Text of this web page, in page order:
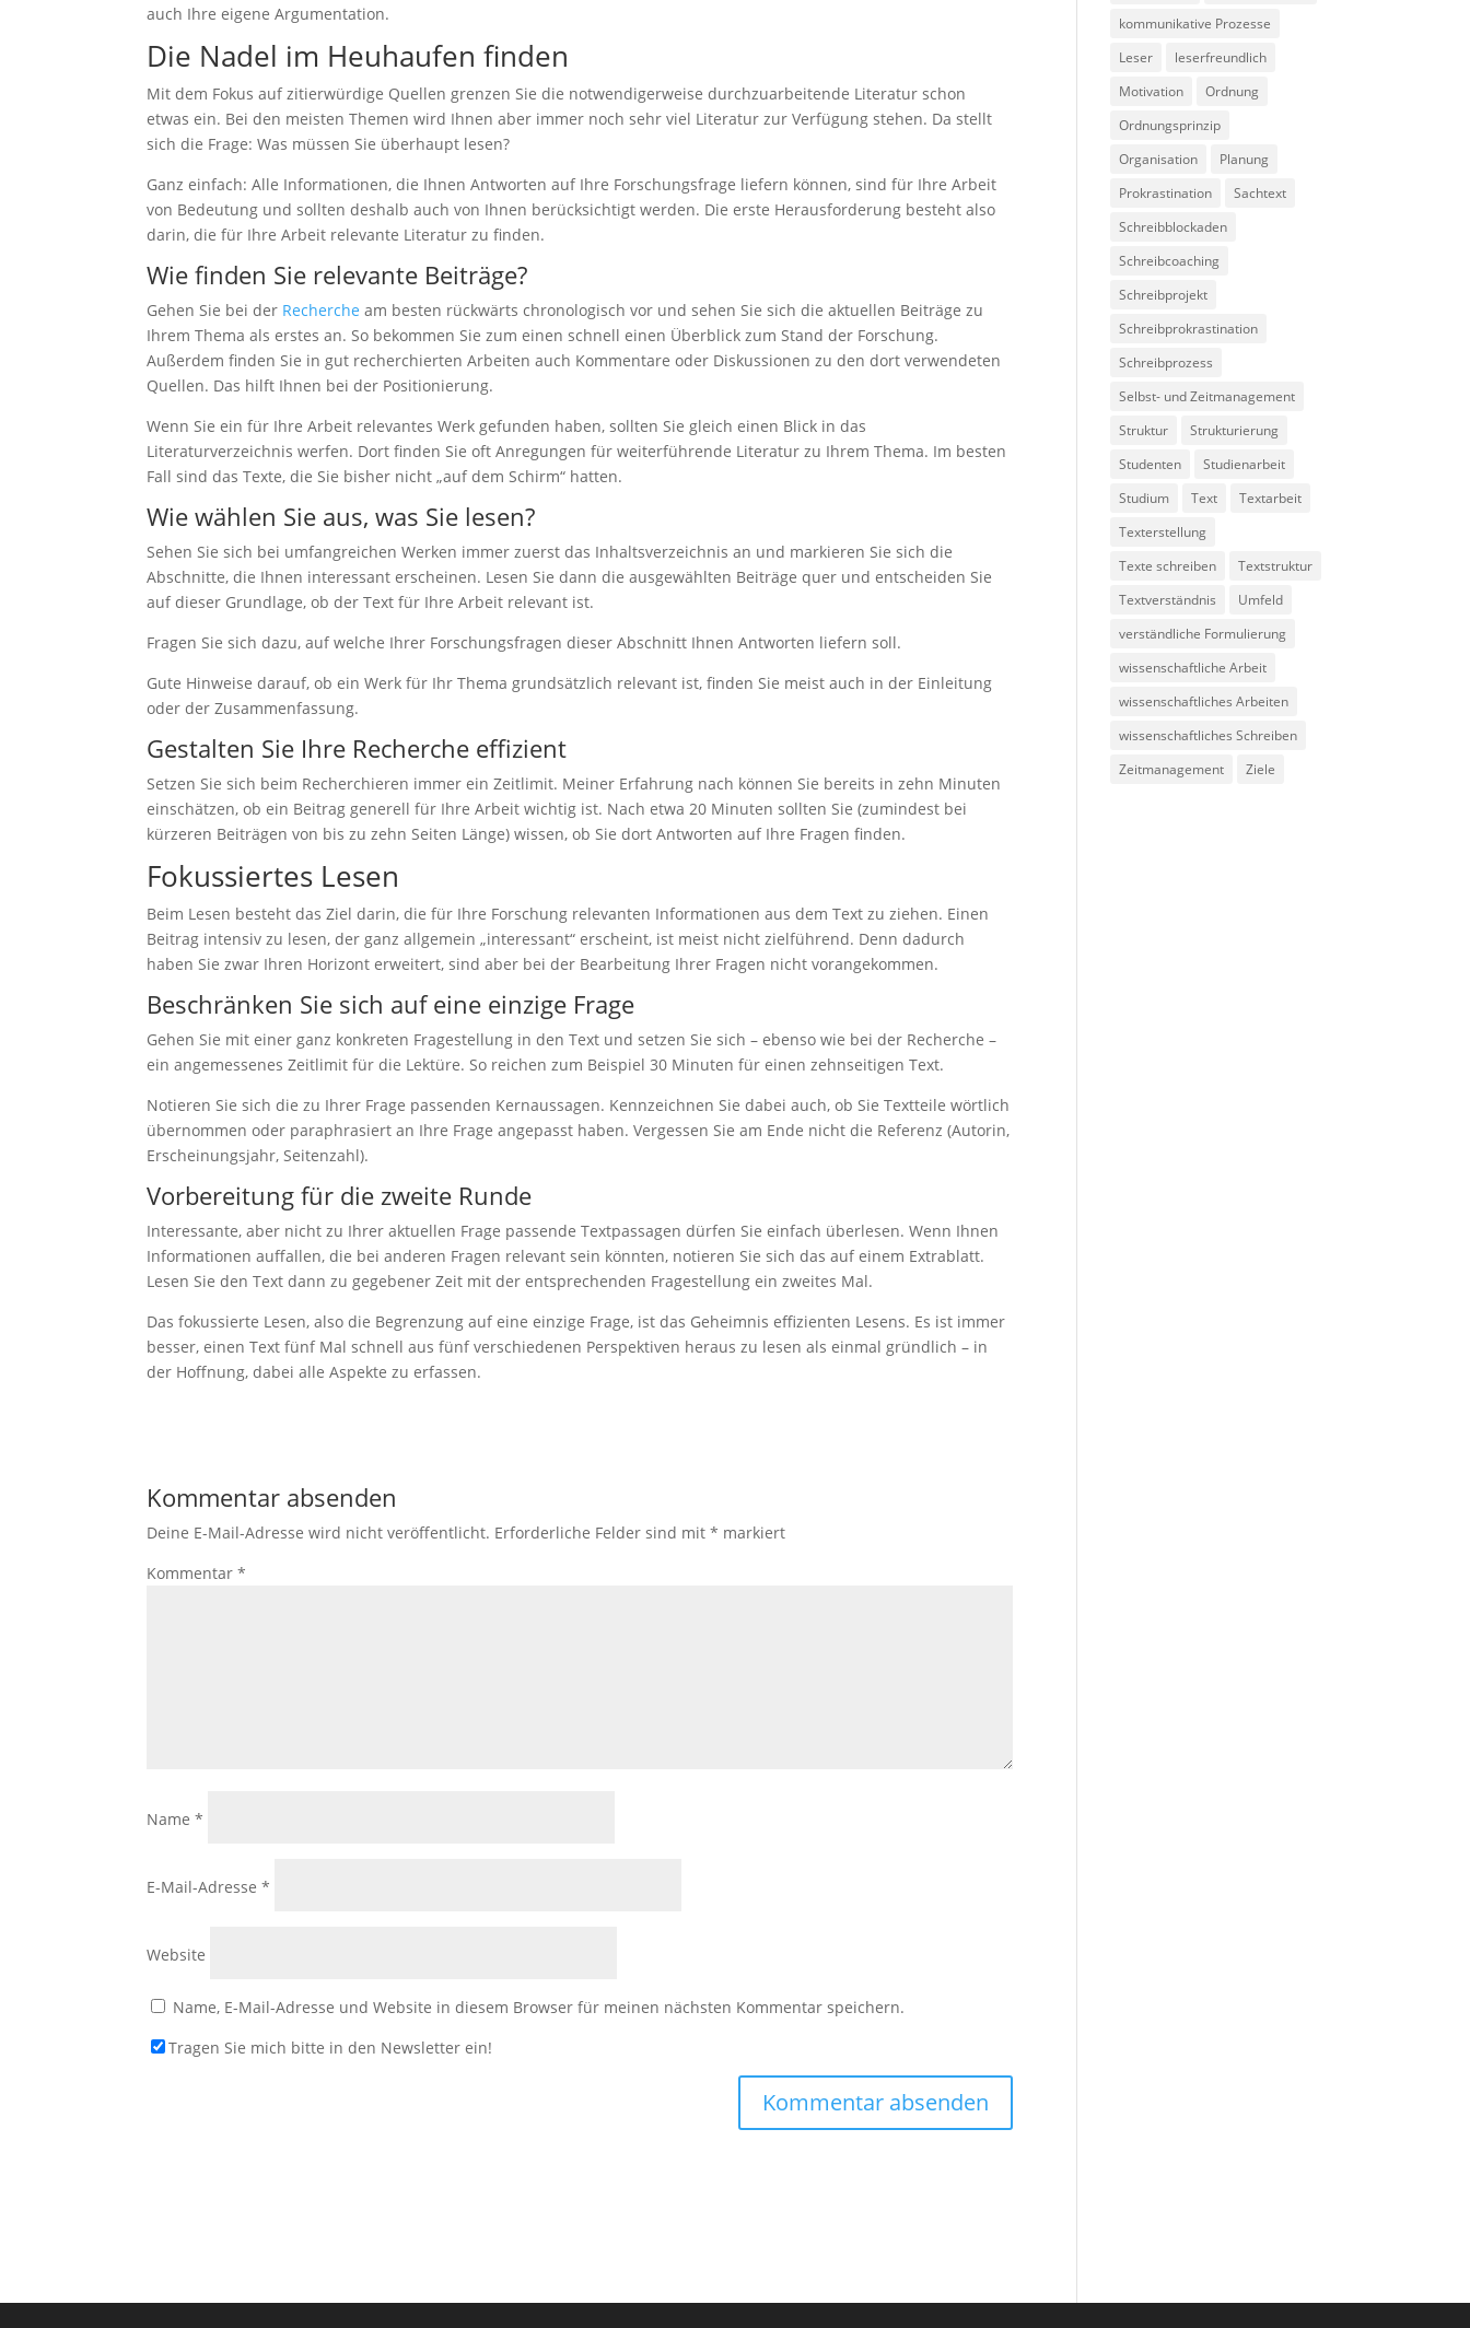
auch Ihre eigene Argumentation.
Die Nadel im Heuhaufen finden
Mit dem Fokus auf zitierwürdige Quellen grenzen Sie die notwendigerweise durchzuarbeitende Literatur schon
etwas ein. Bei den meisten Themen wird Ihnen aber immer noch sehr viel Literatur zur Verfügung stehen. Da stellt
sich die Frage: Was müssen Sie überhaupt lesen?
Ganz einfach: Alle Informationen, die Ihnen Antworten auf Ihre Forschungsfrage liefern können, sind für Ihre Arbeit
von Bedeutung und sollten deshalb auch von Ihnen berücksichtigt werden. Die erste Herausforderung besteht also
darin, die für Ihre Arbeit relevante Literatur zu finden.
Wie finden Sie relevante Beiträge?
Gehen Sie bei der Recherche am besten rückwärts chronologisch vor und sehen Sie sich die aktuellen Beiträge zu
Ihrem Thema als erstes an. So bekommen Sie zum einen schnell einen Überblick zum Stand der Forschung.
Außerdem finden Sie in gut recherchierten Arbeiten auch Kommentare oder Diskussionen zu den dort verwendeten
Quellen. Das hilft Ihnen bei der Positionierung.
Wenn Sie ein für Ihre Arbeit relevantes Werk gefunden haben, sollten Sie gleich einen Blick in das
Literaturverzeichnis werfen. Dort finden Sie oft Anregungen für weiterführende Literatur zu Ihrem Thema. Im besten
Fall sind das Texte, die Sie bisher nicht „auf dem Schirm“ hatten.
Wie wählen Sie aus, was Sie lesen?
Sehen Sie sich bei umfangreichen Werken immer zuerst das Inhaltsverzeichnis an und markieren Sie sich die
Abschnitte, die Ihnen interessant erscheinen. Lesen Sie dann die ausgewählten Beiträge quer und entscheiden Sie
auf dieser Grundlage, ob der Text für Ihre Arbeit relevant ist.
Fragen Sie sich dazu, auf welche Ihrer Forschungsfragen dieser Abschnitt Ihnen Antworten liefern soll.
Gute Hinweise darauf, ob ein Werk für Ihr Thema grundsätzlich relevant ist, finden Sie meist auch in der Einleitung
oder der Zusammenfassung.
Gestalten Sie Ihre Recherche effizient
Setzen Sie sich beim Recherchieren immer ein Zeitlimit. Meiner Erfahrung nach können Sie bereits in zehn Minuten
einschätzen, ob ein Beitrag generell für Ihre Arbeit wichtig ist. Nach etwa 20 Minuten sollten Sie (zumindest bei
kürzeren Beiträgen von bis zu zehn Seiten Länge) wissen, ob Sie dort Antworten auf Ihre Fragen finden.
Fokussiertes Lesen
Beim Lesen besteht das Ziel darin, die für Ihre Forschung relevanten Informationen aus dem Text zu ziehen. Einen
Beitrag intensiv zu lesen, der ganz allgemein „interessant“ erscheint, ist meist nicht zielführend. Denn dadurch
haben Sie zwar Ihren Horizont erweitert, sind aber bei der Bearbeitung Ihrer Fragen nicht vorangekommen.
Beschränken Sie sich auf eine einzige Frage
Gehen Sie mit einer ganz konkreten Fragestellung in den Text und setzen Sie sich – ebenso wie bei der Recherche –
ein angemessenes Zeitlimit für die Lektüre. So reichen zum Beispiel 30 Minuten für einen zehnseitigen Text.
Notieren Sie sich die zu Ihrer Frage passenden Kernaussagen. Kennzeichnen Sie dabei auch, ob Sie Textteile wörtlich
übernommen oder paraphrasiert an Ihre Frage angepasst haben. Vergessen Sie am Ende nicht die Referenz (Autorin,
Erscheinungsjahr, Seitenzahl).
Vorbereitung für die zweite Runde
Interessante, aber nicht zu Ihrer aktuellen Frage passende Textpassagen dürfen Sie einfach überlesen. Wenn Ihnen
Informationen auffallen, die bei anderen Fragen relevant sein könnten, notieren Sie sich das auf einem Extrablatt.
Lesen Sie den Text dann zu gegebener Zeit mit der entsprechenden Fragestellung ein zweites Mal.
Das fokussierte Lesen, also die Begrenzung auf eine einzige Frage, ist das Geheimnis effizienten Lesens. Es ist immer
besser, einen Text fünf Mal schnell aus fünf verschiedenen Perspektiven heraus zu lesen als einmal gründlich – in
der Hoffnung, dabei alle Aspekte zu erfassen.
Kommentar absenden
Deine E-Mail-Adresse wird nicht veröffentlicht. Erforderliche Felder sind mit* markiert
Kommentar*
Name*
E-Mail-Adresse*
Website
Name, E-Mail-Adresse und Website in diesem Browser für meinen nächsten Kommentar speichern.
Tragen Sie mich bitte in den Newsletter ein!
kommunikative Prozesse
Leser
leserfreundlich
Motivation
Ordnung
Ordnungsprinzip
Organisation
Planung
Prokrastination
Sachtext
Schreibblockaden
Schreibcoaching
Schreibprojekt
Schreibprokrastination
Schreibprozess
Selbst- und Zeitmanagement
Struktur
Strukturierung
Studenten
Studienarbeit
Studium
Text
Textarbeit
Texterstellung
Texte schreiben
Textstruktur
Textverständnis
Umfeld
verständliche Formulierung
wissenschaftliche Arbeit
wissenschaftliches Arbeiten
wissenschaftliches Schreiben
Zeitmanagement
Ziele
Interessen und Ihr
erhöhen damit die
Angebote erhalten.